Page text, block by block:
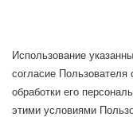
Использование
согласие
обработки его
этими условиями